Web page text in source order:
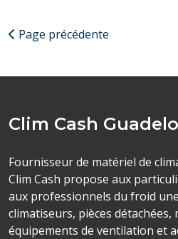
Page précédente
Clim Cash
Fournisseur de matériel de
Clim Cash propose aux
aux professionnels du froid
climatiseurs, pièces
équipements de ventilation et